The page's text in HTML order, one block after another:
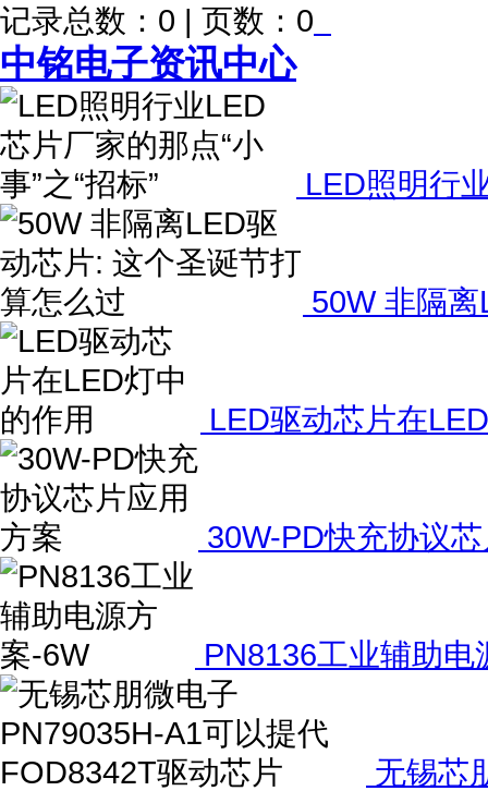
记录总数：0 | 页数：0
中铭电子资讯中心
LED照明行
50W 非隔
LED驱动芯片在
30W-PD快充协议
PN8136工业辅助电
无锡芯